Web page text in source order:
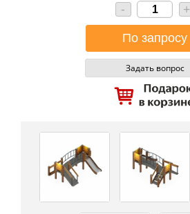
- +
Задать вопрос